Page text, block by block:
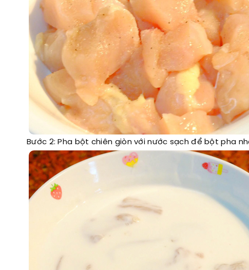
Bước 2: Pha bột chiên giòn với nước sạch để bột pha